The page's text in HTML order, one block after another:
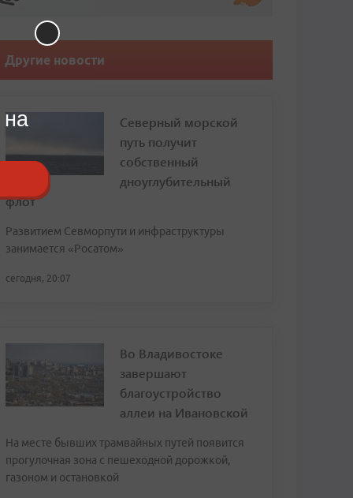
Другие новости
Северный морской
путь получит
собственный
дноуглубительный
флот
Развитием Севморпути и инфраструктуры
занимается «Росатом»
сегодня, 20:07
Во Владивостоке
завершают
благоустройство
аллеи на Ивановской
На месте бывших трамвайных путей появится
прогулочная зона с пешеходной дорожкой,
газоном и остановкой